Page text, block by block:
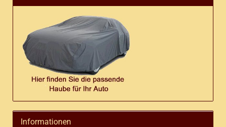
Informationen